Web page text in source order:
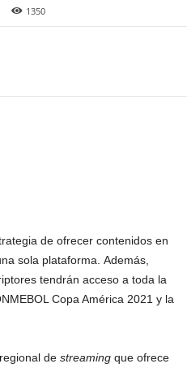
1350
de ofrecer contenidos en
sola plataforma. Además,
tendrán acceso a toda la
Copa América 2021 y la
de streaming que ofrece